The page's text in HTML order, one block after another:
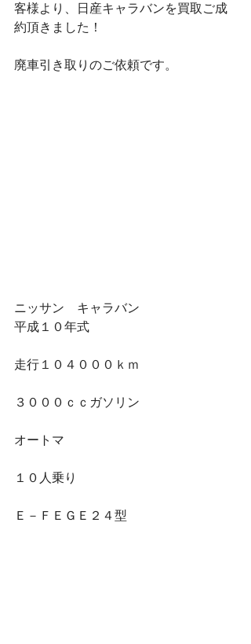
客様より、日産キャラバンを買取ご成
約頂きました！
廃車引き取りのご依頼です。
ニッサン　キャラバン
平成１０年式
走行１０４０００ｋｍ
３０００ｃｃガソリン
オートマ
１０人乗り
Ｅ－ＦＥＧＥ２４型